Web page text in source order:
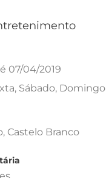
07/04/2019
Sábado, Domingo
Castelo Branco